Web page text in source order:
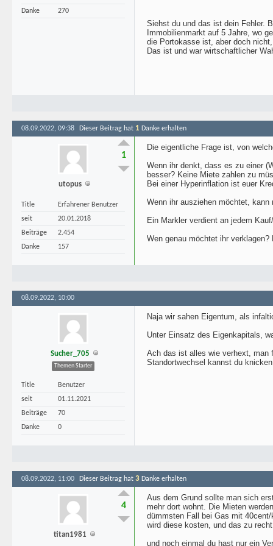
Danke
270
Siehst du und das ist dein Fehler.
Immobilienmarkt auf 5 Jahre, wo
die Portokasse ist, aber doch
Das ist und war wirtschaftlicher
08.09.2022, 09:38 Dieser Beitrag hat 1 Danke erhalten
utopus
Title
Erfahrener Benutzer
seit
20.01.2018
Beiträge
2.454
Danke
157
1
Die eigentliche Frage ist, von
Wenn ihr denkt, dass es zu einer
besser? Keine Miete zahlen zu
Bei einer Hyperinflation ist euer
Wenn ihr ausziehen möchtet,
Ein Markler verdient an jedem
Wen genau möchtet ihr
08.09.2022, 10:00
Sucher_705
Themen Starter
Title
Benutzer
seit
01.11.2021
Beiträge
70
Danke
0
Naja wir sahen Eigentum, als
Unter Einsatz des Eigenkapitals,
Ach das ist alles wie verhext, man
Standortwechsel kannst du
08.09.2022, 11:00 Dieser Beitrag hat 3 Danke erhalten
titan1981
4
Aus dem Grund sollte man sich
mehr dort wohnt. Die Mieten
dümmsten Fall bei Gas mit
wird diese kosten, und das zu
und noch einmal du hast nur ein